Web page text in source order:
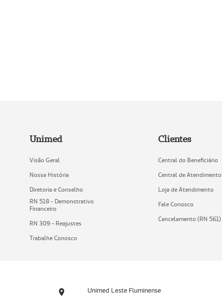
Unimed
Visão Geral
Nossa História
Diretoria e Conselho
RN 518 - Demonstrativo
Financeiro
RN 309 - Reajustes
Trabalhe Conosco
Clientes
Central do Beneficiário
Central de Atendimento
Loja de Atendimento
Fale Conosco
Cancelamento (RN 561)
Unimed Leste Fluminense